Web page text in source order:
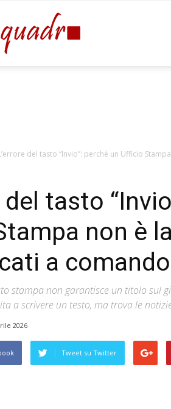
del tasto “Invio”: perché un Ufficio
del tasto
non è
a comando
stampa non garantisce un titolo sul
a scrivere un testo, ma trova le
2026
Tweet su Twitter